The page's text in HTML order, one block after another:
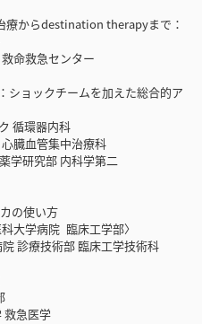
療からdestination therapyまで：
命救急センター
ショックチームを加えた総合的ア
循環器内科
臓血管集中治療科
学研究部 内科学第二
の使い方
大学病院 臨床工学部〉
診療技術部 臨床工学技術科
部
急医学